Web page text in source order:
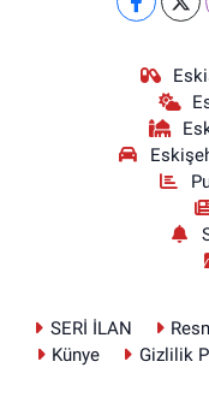
SERİ İLAN
Künye
Gizlilik